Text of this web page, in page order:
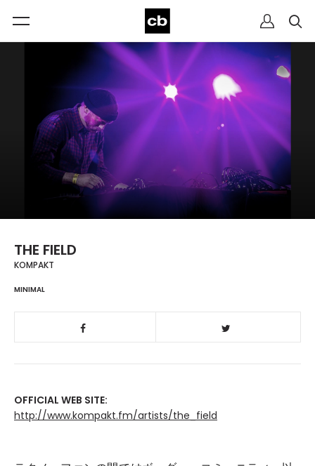
THE FIELD
KOMPAKT
MINIMAL
OFFICIAL WEB SITE:
http://www.kompakt.fm/artists/the_field